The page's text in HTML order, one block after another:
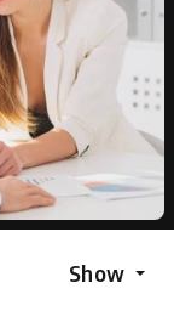
Show